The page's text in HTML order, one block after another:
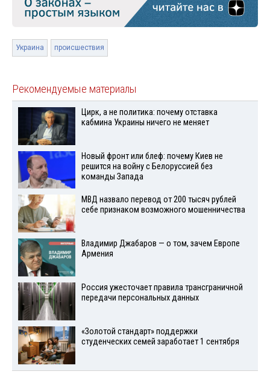
Украина происшествия
Рекомендуемые материалы
Цирк, а не политика: почему отставка
кабмина Украины ничего не меняет
Новый фронт или блеф: почему Киев не
решится на войну с Белоруссией без
команды Запада
МВД назвало перевод от 200 тысяч рублей
себе признаком возможного мошенничества
Владимир Джабаров — о том, зачем Европе
Армения
Россия ужесточает правила трансграничной
передачи персональных данных
«Золотой стандарт» поддержки
студенческих семей заработает 1 сентября